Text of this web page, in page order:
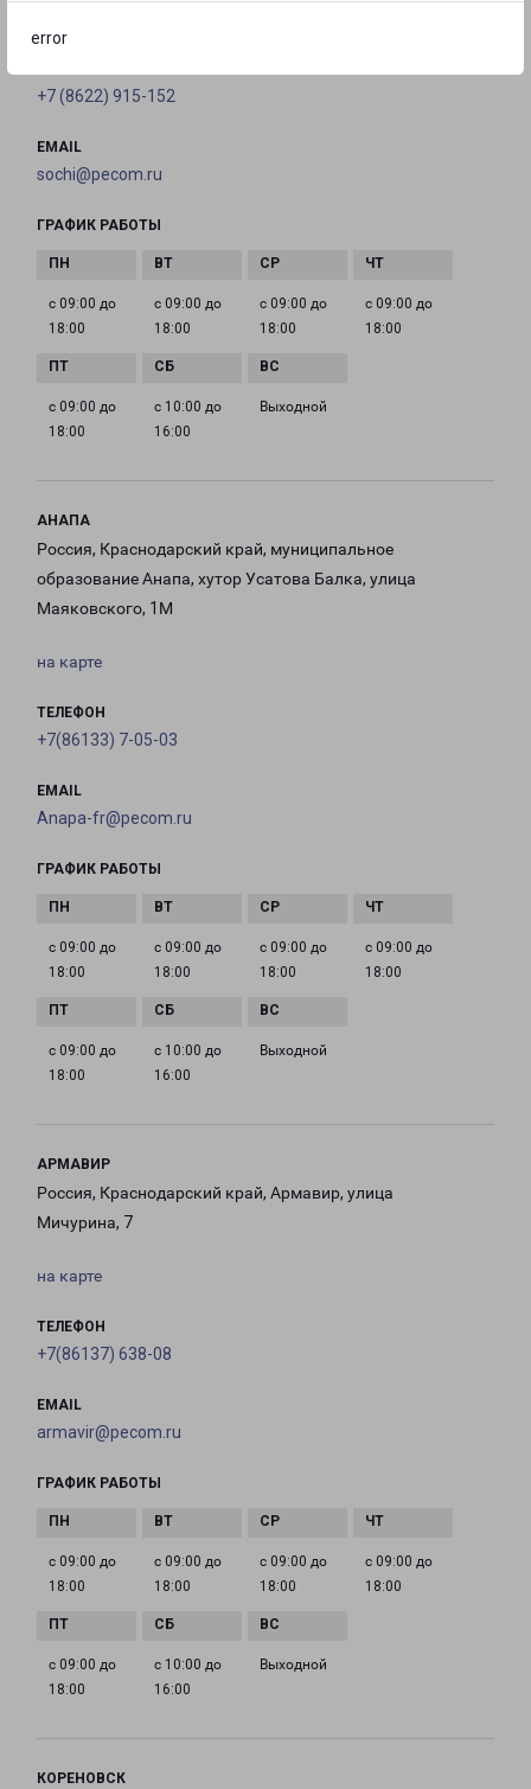
error
+7 (8622) 915-152
EMAIL
sochi@pecom.ru
ГРАФИК РАБОТЫ
с 09:00 до
18:00
с 09:00 до
18:00
с 09:00 до
18:00
с 09:00 до
18:00
с 09:00 до
18:00
с 10:00 до
16:00
Выходной
АНАПА
Россия, Краснодарский край, муниципальное
образование Анапа, хутор Усатова Балка, улица
Маяковского, 1М
на карте
ТЕЛЕФОН
+7(86133) 7-05-03
EMAIL
Anapa-fr@pecom.ru
ГРАФИК РАБОТЫ
с 09:00 до
18:00
с 09:00 до
18:00
с 09:00 до
18:00
с 09:00 до
18:00
с 09:00 до
18:00
с 10:00 до
16:00
Выходной
АРМАВИР
Россия, Краснодарский край, Армавир, улица
Мичурина, 7
на карте
ТЕЛЕФОН
+7(86137) 638-08
EMAIL
armavir@pecom.ru
ГРАФИК РАБОТЫ
с 09:00 до
18:00
с 09:00 до
18:00
с 09:00 до
18:00
с 09:00 до
18:00
с 09:00 до
18:00
с 10:00 до
16:00
Выходной
КОРЕНОВСК